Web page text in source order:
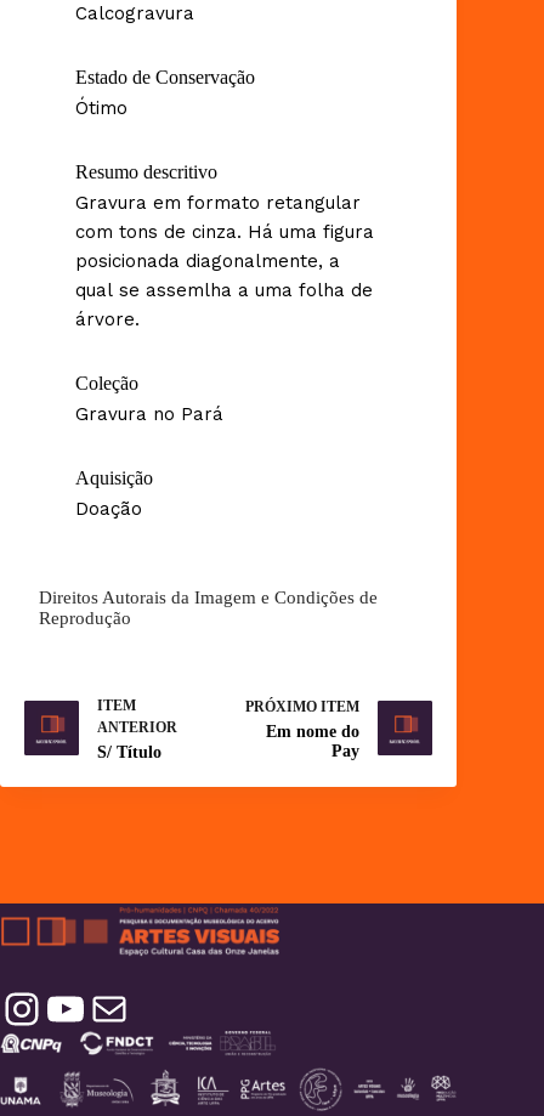
Calcogravura
Estado de Conservação
Ótimo
Resumo descritivo
Gravura em formato retangular
com tons de cinza. Há uma figura
posicionada diagonalmente, a
qual se assemlha a uma folha de
árvore.
Coleção
Gravura no Pará
Aquisição
Doação
Direitos Autorais da Imagem e Condições de
Reprodução
ITEM
ANTERIOR
S/ Título
PRÓXIMO ITEM
Em nome do
Pay
Instagram YouTube Contatos